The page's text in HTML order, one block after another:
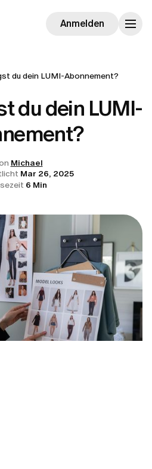
Anmelden
du dein LUMI-Abonnement?
du dein LUMI-
Michael
Mar 26, 2025
6 Min